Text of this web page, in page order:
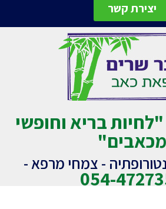
יצירת קשר
בריא וחופשי
מכאבים"
נטורופתיה - צמחי מרפא -
054-